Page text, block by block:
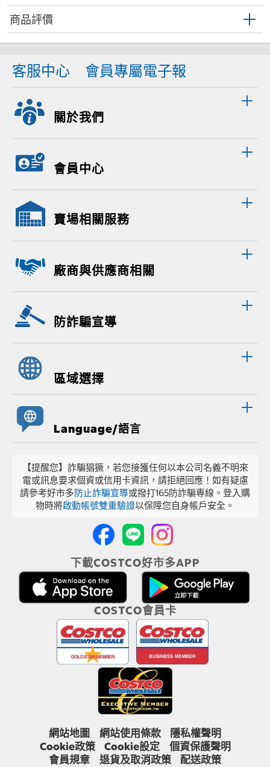
商品評價
客服中心 會員專屬電子報
關於我們
會員中心
賣場相關服務
廠商與供應商相關
防詐騙宣導
區域選擇
Language/語言
【提醒您】詐騙猖獗，若您接獲任何以本公司名義不明來
電或訊息要求個資或信用卡資訊，請拒絕回應！如有疑慮
請參考好市多防止詐騙宣導或撥打165防詐騙專線。登入購
物時將啟動帳號雙重驗證以保障您自身帳戶安全。
下載COSTCO好市多APP
COSTCO會員卡
網站地圖 網站使用條款
隱私權聲明
Cookie政策
Cookie設定
個資保護聲明
會員規章
退貨及取消政策 配送政策